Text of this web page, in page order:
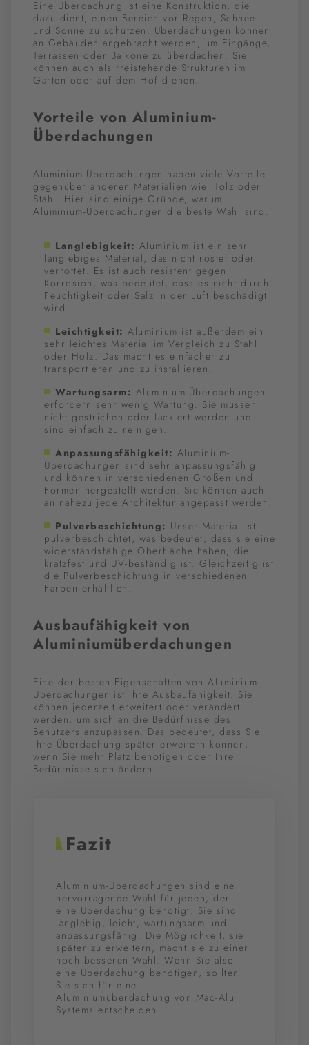
Eine Überdachung ist eine Konstruktion, die
dazu dient, einen Bereich vor Regen, Schnee
und Sonne zu schützen. Überdachungen können
an Gebäuden angebracht werden, um Eingänge,
Terrassen oder Balkone zu überdachen. Sie
können auch als freistehende Strukturen im
Garten oder auf dem Hof dienen.
Vorteile von Aluminium-
Überdachungen
Aluminium-Überdachungen haben viele Vorteile
gegenüber anderen Materialien wie Holz oder
Stahl. Hier sind einige Gründe, warum
Aluminium-Überdachungen die beste Wahl sind:
Langlebigkeit: Aluminium ist ein sehr
langlebiges Material, das nicht rostet oder
verrottet. Es ist auch resistent gegen
Korrosion, was bedeutet, dass es nicht durch
Feuchtigkeit oder Salz in der Luft beschädigt
wird.
Leichtigkeit: Aluminium ist außerdem ein
sehr leichtes Material im Vergleich zu Stahl
oder Holz. Das macht es einfacher zu
transportieren und zu installieren.
Wartungsarm: Aluminium-Überdachungen
erfordern sehr wenig Wartung. Sie müssen
nicht gestrichen oder lackiert werden und
sind einfach zu reinigen.
Anpassungsfähigkeit: Aluminium-
Überdachungen sind sehr anpassungsfähig
und können in verschiedenen Größen und
Formen hergestellt werden. Sie können auch
an nahezu jede Architektur angepasst werden.
Pulverbeschichtung: Unser Material ist
pulverbeschichtet, was bedeutet, dass sie eine
widerstandsfähige Oberfläche haben, die
kratzfest und UV-beständig ist. Gleichzeitig ist
die Pulverbeschichtung in verschiedenen
Farben erhältlich.
Ausbaufähigkeit von
Aluminiumüberdachungen
Eine der besten Eigenschaften von Aluminium-
Überdachungen ist ihre Ausbaufähigkeit. Sie
können jederzeit erweitert oder verändert
werden, um sich an die Bedürfnisse des
Benutzers anzupassen. Das bedeutet, dass Sie
Ihre Überdachung später erweitern können,
wenn Sie mehr Platz benötigen oder Ihre
Bedürfnisse sich ändern.
Fazit
Aluminium-Überdachungen sind eine
hervorragende Wahl für jeden, der
eine Überdachung benötigt. Sie sind
langlebig, leicht, wartungsarm und
anpassungsfähig. Die Möglichkeit, sie
später zu erweitern, macht sie zu einer
noch besseren Wahl. Wenn Sie also
eine Überdachung benötigen, sollten
Sie sich für eine
Aluminiumüberdachung von Mac-Alu
Systems entscheiden.